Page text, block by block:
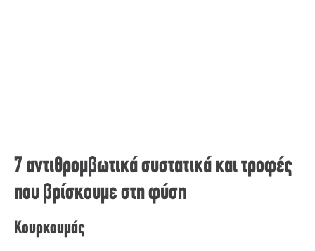
7 αντιθρομβωτικά συστατικά και τροφές
που βρίσκουμε στη φύση
Κουρκουμάς